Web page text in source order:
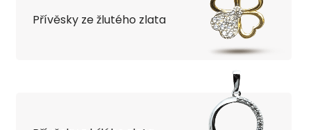
Přívěsky ze žlutého zlata